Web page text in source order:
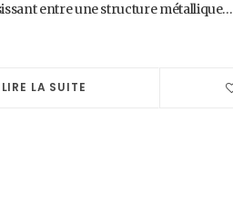
entre une structure métallique…
LIRE LA SUITE